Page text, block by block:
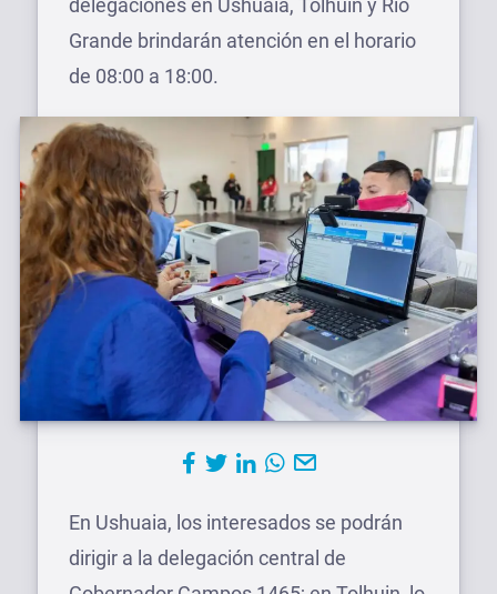
delegaciones en Ushuaia, Tolhuin y Río
Grande brindarán atención en el horario
de 08:00 a 18:00.
En Ushuaia, los interesados se podrán
dirigir a la delegación central de